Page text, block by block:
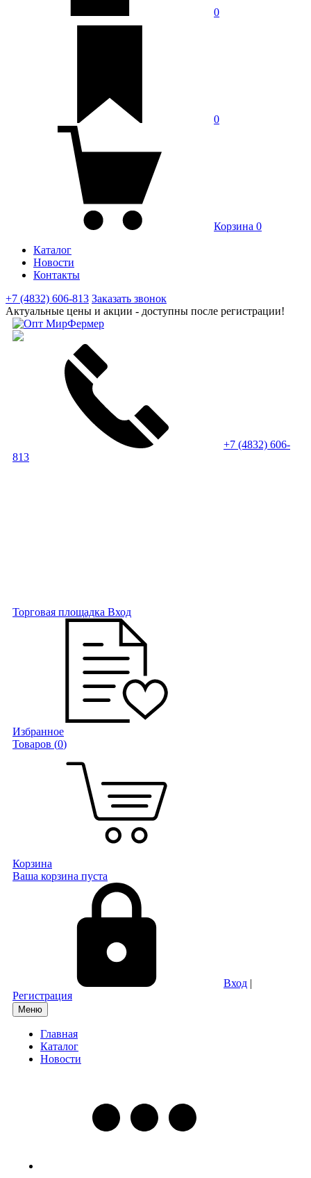
0
0
Корзина 0
Каталог
Новости
Контакты
+7 (4832) 606-813 Заказать звонок
Актуальные цены и акции - доступны после регистрации!
+7 (4832) 606-
813
Торговая площадка Вход
Избранное
Товаров (0)
Корзина
Ваша корзина пуста
Вход |
Регистрация
Меню
Главная
Каталог
Новости